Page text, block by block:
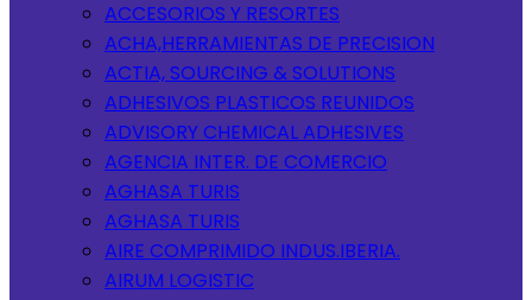
ACCESORIOS Y RESORTES
ACHA,HERRAMIENTAS DE PRECISION
ACTIA, SOURCING & SOLUTIONS
ADHESIVOS PLASTICOS REUNIDOS
ADVISORY CHEMICAL ADHESIVES
AGENCIA INTER. DE COMERCIO
AGHASA TURIS
AGHASA TURIS
AIRE COMPRIMIDO INDUS.IBERIA.
AIRUM LOGISTIC